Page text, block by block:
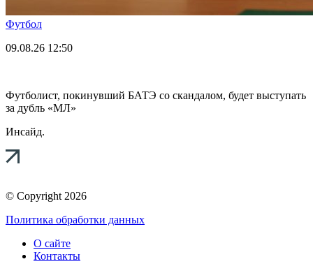
Футбол
09.08.26 12:50
Футболист, покинувший БАТЭ со скандалом, будет выступать
за дубль «МЛ»
Инсайд.
© Copyright 2026
Политика обработки данных
О сайте
Контакты